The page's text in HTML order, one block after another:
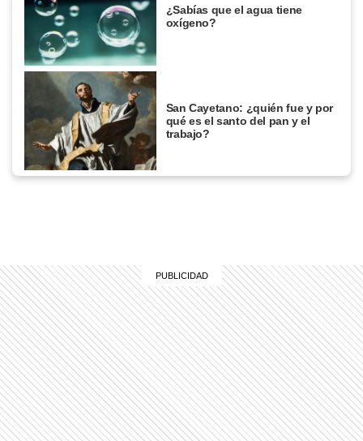
¿Sabías que el agua tiene
oxígeno?
San Cayetano: ¿quién fue y por
qué es el santo del pan y el
trabajo?